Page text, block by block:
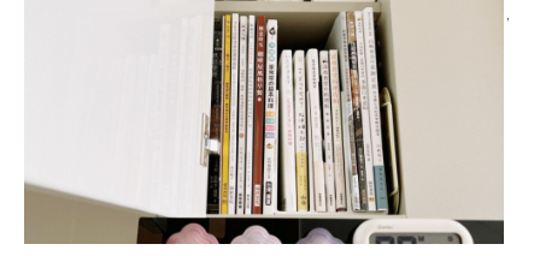
標籤：斷捨離,斷捨離入門
,
簡單生活,電子書